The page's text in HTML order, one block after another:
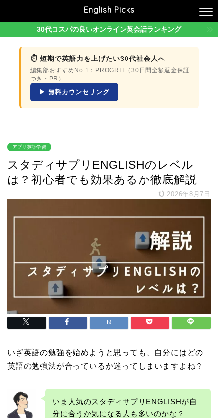
English Picks
30代コスパの良いオンライン英会話ランキング
⏱ 短期で英語力を上げたい30代社会人へ
編集部おすすめNo.1：PROGRIT（30日間全額返金保証
つき・PR）
▶ 無料カウンセリング
アプリ英語学習
スタディサプリENGLISHのレベル
は？初心者でも効果あるか徹底解説
2026年8月7日
いざ英語の勉強を始めようと思っても、自分にはどの
英語の勉強法が合っているか迷ってしまいますよね？
いま人気のスタディサプリENGLISHが自
分に合うか気になる人も多いのかな？